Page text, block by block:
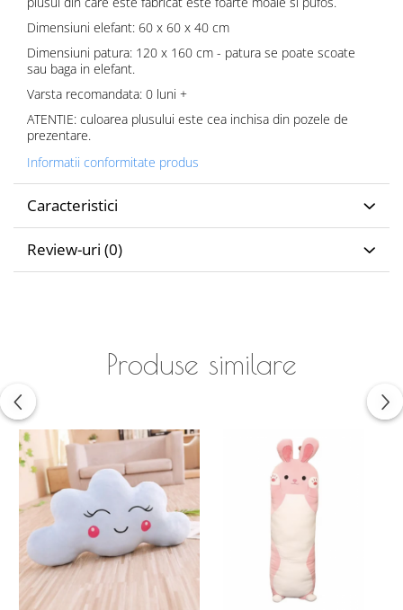
Dimensiuni elefant: 60 x 60 x 40 cm
Dimensiuni patura: 120 x 160 cm - patura se poate scoate
sau baga in elefant.
Varsta recomandata: 0 luni +
ATENTIE: culoarea plusului este cea inchisa din pozele de
prezentare.
Informatii conformitate produs
Caracteristici
Review-uri (0)
Produse similare